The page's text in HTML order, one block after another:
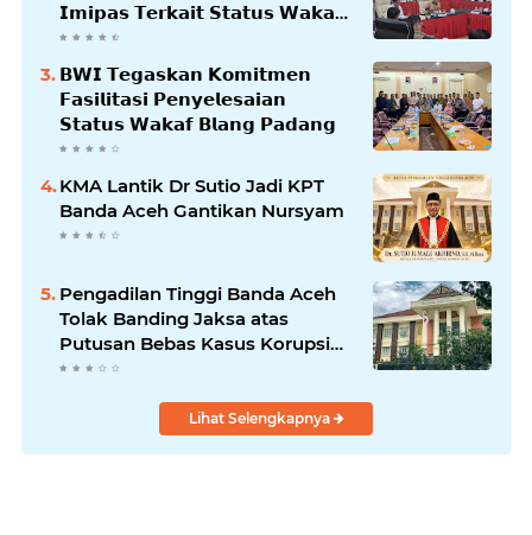
𝗜𝗺𝗶𝗽𝗮𝘀 𝗧𝗲𝗿𝗸𝗮𝗶𝘁 𝗦𝘁𝗮𝘁𝘂𝘀 𝗪𝗮𝗸𝗮𝗳
𝗕𝗹𝗮𝗻𝗴𝗽𝗮𝗱𝗮𝗻𝗴
𝗕𝗪𝗜 𝗧𝗲𝗴𝗮𝘀𝗸𝗮𝗻 𝗞𝗼𝗺𝗶𝘁𝗺𝗲𝗻
𝗙𝗮𝘀𝗶𝗹𝗶𝘁𝗮𝘀𝗶 𝗣𝗲𝗻𝘆𝗲𝗹𝗲𝘀𝗮𝗶𝗮𝗻
𝗦𝘁𝗮𝘁𝘂𝘀 𝗪𝗮𝗸𝗮𝗳 𝗕𝗹𝗮𝗻𝗴 𝗣𝗮𝗱𝗮𝗻𝗴
KMA Lantik Dr Sutio Jadi KPT
Banda Aceh Gantikan Nursyam
Pengadilan Tinggi Banda Aceh
Tolak Banding Jaksa atas
Putusan Bebas Kasus Korupsi
Wastafel
Lihat Selengkapnya